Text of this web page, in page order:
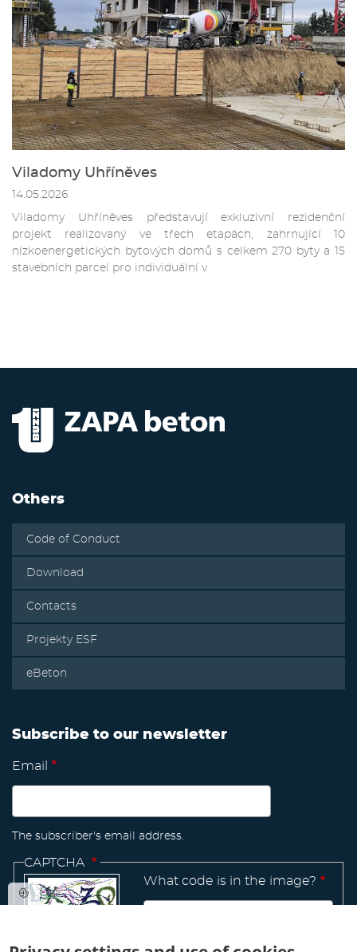
Viladomy Uhříněves
14.05.2026
Viladomy Uhříněves představují exkluzivní rezidenční
projekt realizovaný ve třech etapách, zahrnující 10
nízkoenergetických bytových domů s celkem 270 byty a 15
stavebních parcel pro individuální v
Others
Code of Conduct
Download
Contacts
Projekty ESF
eBeton
Subscribe to our newsletter
Email
The subscriber's email address.
CAPTCHA
What code is in the image?